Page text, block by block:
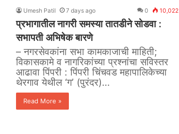
Umesh Patil 7 days ago 0 10,022
प्रभागातील नागरी समस्या तातडीने सोडवा :
सभापती अभिषेक बारणे
– नगरसेवकांना सभा कामकाजाची माहिती;
विकासकामे व नागरिकांच्या प्रश्नांचा सविस्तर
आढावा पिंपरी : पिंपरी चिंचवड महापालिकेच्या
थेरगाव येथील ‘ग’ (पुरंदर)…
Read More »